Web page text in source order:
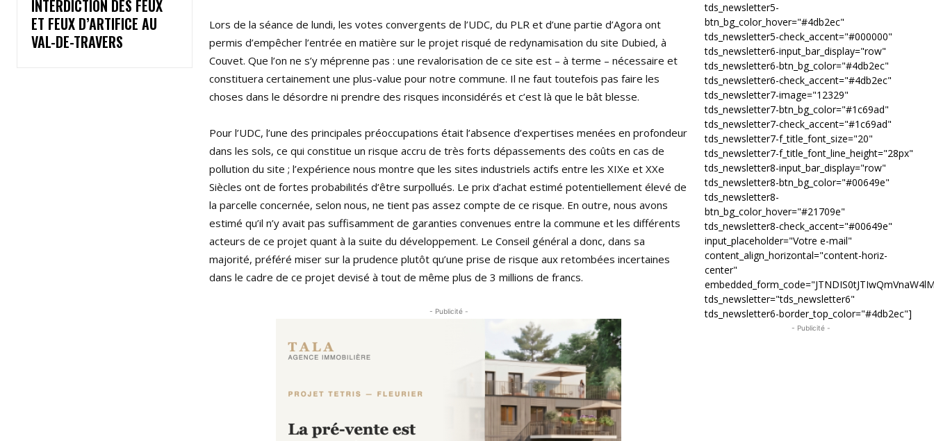
INTERDICTION DES FEUX
ET FEUX D’ARTIFICE AU
VAL-DE-TRAVERS
Lors de la séance de lundi, les votes convergents de l’UDC, du PLR et d’une partie d’Agora ont
permis d’empêcher l’entrée en matière sur le projet risqué de redynamisation du site Dubied, à
Couvet. Que l’on ne s’y méprenne pas : une revalorisation de ce site est – à terme – nécessaire et
constituera certainement une plus-value pour notre commune. Il ne faut toutefois pas faire les
choses dans le désordre ni prendre des risques inconsidérés et c’est là que le bât blesse.
Pour l’UDC, l’une des principales préoccupations était l’absence d’expertises menées en profondeur
dans les sols, ce qui constitue un risque accru de très forts dépassements des coûts en cas de
pollution du site ; l’expérience nous montre que les sites industriels actifs entre les XIXe et XXe
Siècles ont de fortes probabilités d’être surpollués. Le prix d’achat estimé potentiellement élevé de
la parcelle concernée, selon nous, ne tient pas assez compte de ce risque. En outre, nous avons
estimé qu’il n’y avait pas suffisamment de garanties convenues entre la commune et les différents
acteurs de ce projet quant à la suite du développement. Le Conseil général a donc, dans sa
majorité, préféré miser sur la prudence plutôt qu’une prise de risque aux retombées incertaines
dans le cadre de ce projet devisé à tout de même plus de 3 millions de francs.
- Publicité -
tds_newsletter5-
btn_bg_color_hover="#4db2ec"
tds_newsletter5-check_accent="#000000"
tds_newsletter6-input_bar_display="row"
tds_newsletter6-btn_bg_color="#4db2ec"
tds_newsletter6-check_accent="#4db2ec"
tds_newsletter7-image="12329"
tds_newsletter7-btn_bg_color="#1c69ad"
tds_newsletter7-check_accent="#1c69ad"
tds_newsletter7-f_title_font_size="20"
tds_newsletter7-f_title_font_line_height="28px"
tds_newsletter8-input_bar_display="row"
tds_newsletter8-btn_bg_color="#00649e"
tds_newsletter8-
btn_bg_color_hover="#21709e"
tds_newsletter8-check_accent="#00649e"
input_placeholder="Votre e-mail"
content_align_horizontal="content-horiz-
center"
tds_newsletter="tds_newsletter6"
tds_newsletter6-border_top_color="#4db2ec"]
- Publicité -